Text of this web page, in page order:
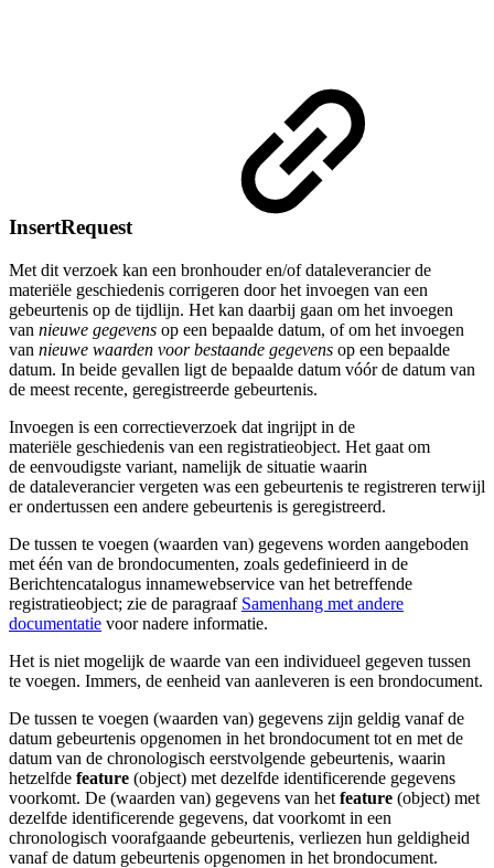
InsertRequest
Met dit verzoek kan een bronhouder en/of dataleverancier de
materiële geschiedenis corrigeren door het invoegen van een
gebeurtenis op de tijdlijn. Het kan daarbij gaan om het invoegen
van nieuwe gegevens op een bepaalde datum, of om het invoegen
van nieuwe waarden voor bestaande gegevens op een bepaalde
datum. In beide gevallen ligt de bepaalde datum vóór de datum van
de meest recente, geregistreerde gebeurtenis.
Invoegen is een correctieverzoek dat ingrijpt in de
materiële geschiedenis van een registratieobject. Het gaat om
de eenvoudigste variant, namelijk de situatie waarin
de dataleverancier vergeten was een gebeurtenis te registreren terwijl
er ondertussen een andere gebeurtenis is geregistreerd.
De tussen te voegen (waarden van) gegevens worden aangeboden
met één van de brondocumenten, zoals gedefinieerd in de
Berichtencatalogus innamewebservice van het betreffende
registratieobject; zie de paragraaf Samenhang met andere
documentatie voor nadere informatie.
Het is niet mogelijk de waarde van een individueel gegeven tussen
te voegen. Immers, de eenheid van aanleveren is een brondocument.
De tussen te voegen (waarden van) gegevens zijn geldig vanaf de
datum gebeurtenis opgenomen in het brondocument tot en met de
datum van de chronologisch eerstvolgende gebeurtenis, waarin
hetzelfde feature (object) met dezelfde identificerende gegevens
voorkomt. De (waarden van) gegevens van het feature (object) met
dezelfde identificerende gegevens, dat voorkomt in een
chronologisch voorafgaande gebeurtenis, verliezen hun geldigheid
vanaf de datum gebeurtenis opgenomen in het brondocument.